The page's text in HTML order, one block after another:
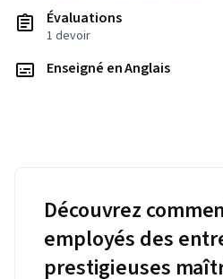
Évaluations
1 devoir
Enseigné en Anglais
Découvrez
employés des
prestigieuses